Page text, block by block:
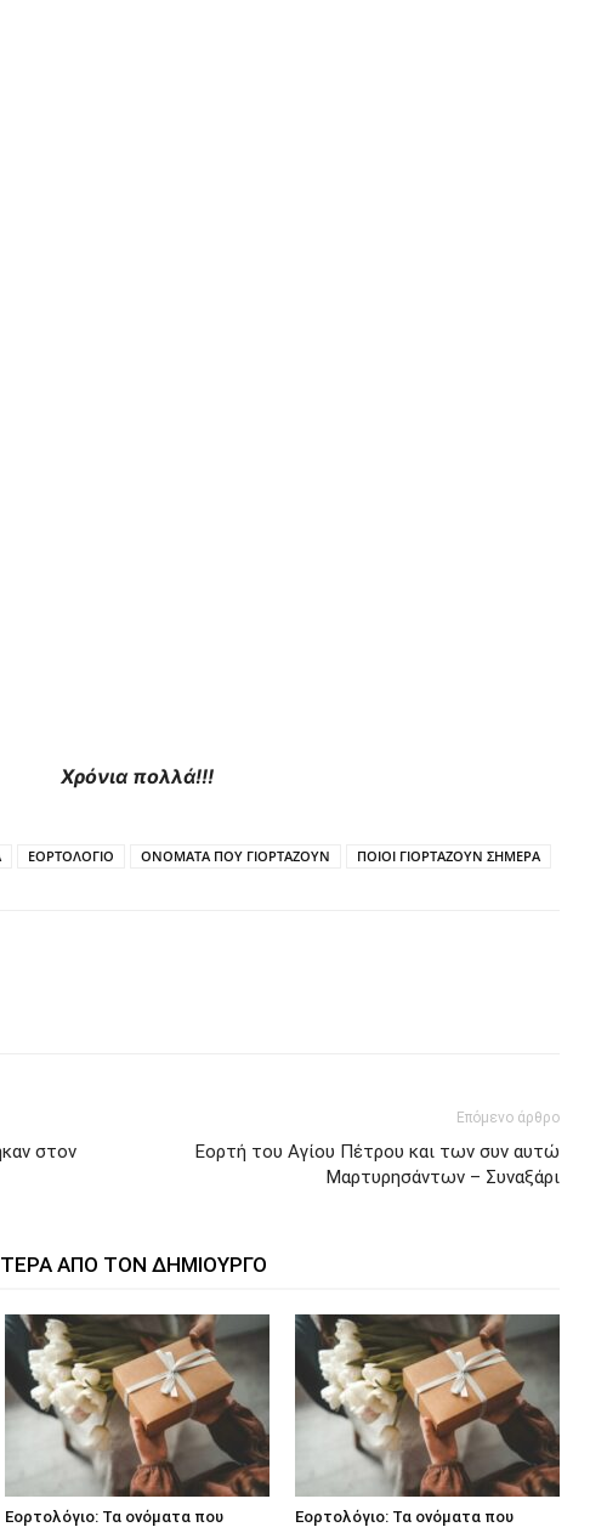
Χρόνια πολλά!!!
ΕΟΡΤΟΛΟΓΙΟ ΟΝΟΜΑΤΑ ΠΟΥ ΓΙΟΡΤΑΖΟΥΝ ΠΟΙΟΙ ΓΙΟΡΤΑΖΟΥΝ ΣΗΜΕΡΑ
στον
Επόμενο άρθρο
Εορτή του Αγίου Πέτρου και των συν αυτώ
Μαρτυρησάντων – Συναξάρι
ΑΠΟ ΤΟΝ ΔΗΜΙΟΥΡΓΟ
Εορτολόγιο: Τα ονόματα που Εορτολόγιο: Τα ονόματα που